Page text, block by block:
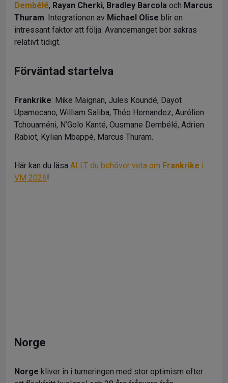
Dembélé, Rayan Cherki, Bradley Barcola och Marcus
Thuram. Integrationen av Michael Olise blir en
intressant faktor att följa. Avancemanget bör säkras
relativt tidigt.
Förväntad startelva
Frankrike: Mike Maignan, Jules Koundé, Dayot
Upamecano, William Saliba, Théo Hernandez, Aurélien
Tchouaméni, N’Golo Kanté, Ousmane Dembélé, Adrien
Rabiot, Kylian Mbappé, Marcus Thuram.
Här kan du läsa ALLT du behöver veta om Frankrike i
VM 2026!
Norge
Norge kliver in i turneringen med stor optimism efter